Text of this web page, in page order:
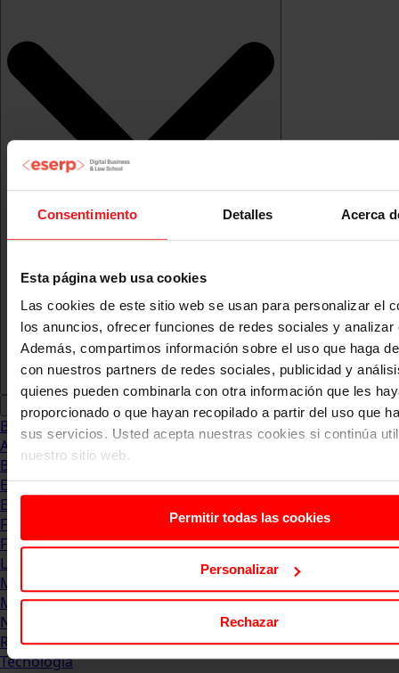
Consentimiento Detalles Acerca
Esta página web usa cookies
Las cookies de este sitio web se usan para personalizar el
los anuncios, ofrecer funciones de redes sociales y analizar
Además, compartimos información sobre el uso que haga
con nuestros partners de redes sociales, publicidad y
quienes pueden combinarla con otra información que les
proporcionado o que hayan recopilado a partir del uso que
sus servicios. Usted acepta nuestras cookies si continúa
nuestro sitio web.
Permitir todas las cookies
Personalizar
Rechazar
Blog
Abogacia
Business
Empleo & Emprendimiento
Empresas
Finanzas
Formación & Estudios
Luxury
Management
Marketing & Comunicación
Negocios
Recursos Humanos
Tecnología